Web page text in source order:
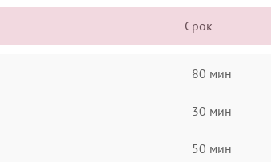
Срок
80 мин
30 мин
50 мин